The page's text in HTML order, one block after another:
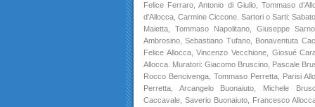
Felice Ferraro, Antonio di Giulio, Tommaso
d’Allocca, Carmine Ciccone. Sartori o Sarti:
Maietta, Tommaso Napolitano, Giuseppe
Ambrosino, Sebastiano Tufano, Bonaventuta
Felice Allocca, Vincenzo Vecchione, Giosué
Allocca. Muratori: Giacomo Bruscino, Pascale
Rocco Bencivenga, Tommaso Perretta, Parisi
Perretta, Arcangelo Buonaiuto, Michele
Caccavale, Saverio Buonaiuto, Francesco